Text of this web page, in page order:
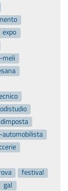
expo
meli
automobilista
festival
gal